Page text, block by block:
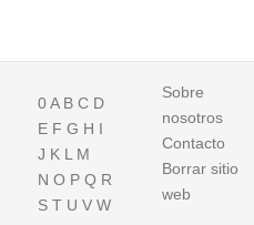
0A B C D
E F G H I
J K L M
N O P Q R
S T U V W
Sobre
nosotros
Contacto
Borrar sitio
web